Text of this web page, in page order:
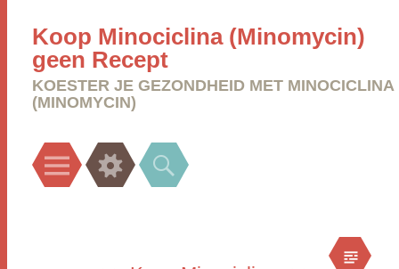
Koop Minociclina (Minomycin)
geen Recept
KOESTER JE GEZONDHEID MET MINOCICLINA
(MINOMYCIN)
Menu Widgets Search